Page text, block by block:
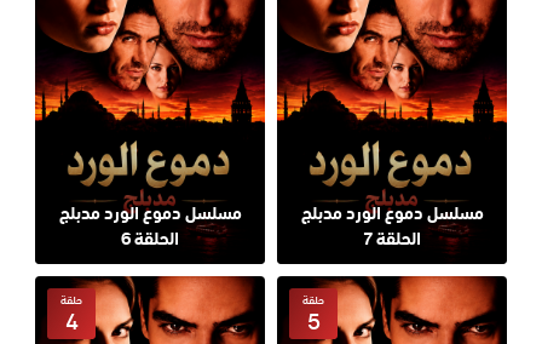
مسلسل دموع الورد مدبلج
الحلقة 7
مسلسل دموع الورد مدبلج
الحلقة 6
حلقة
5
حلقة
4